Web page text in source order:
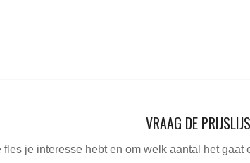
VRAAG DE
fles je interesse hebt en om welk aantal het